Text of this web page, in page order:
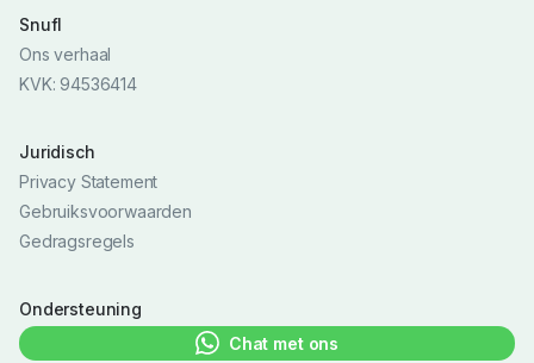
Snufl
Ons verhaal
KVK: 94536414
Juridisch
Privacy Statement
Gebruiksvoorwaarden
Gedragsregels
Ondersteuning
Chat met ons